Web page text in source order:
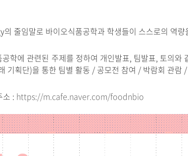
줄임말로 바이오식품공학과 학생들이 스스로의 역량
학에 관련된 주제를 정하여 개인발표, 팀발표, 토의
기획단)을 통한 팀별 활동 / 공모전 참여 / 박람회 관람
소 : https://m.cafe.naver.com/foodnbio